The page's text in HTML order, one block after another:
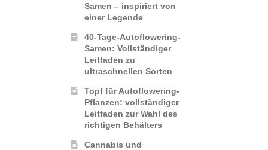
Samen – inspiriert von
einer Legende
40-Tage-Autoflowering-
Samen: Vollständiger
Leitfaden zu
ultraschnellen Sorten
Topf für Autoflowering-
Pflanzen: vollständiger
Leitfaden zur Wahl des
richtigen Behälters
Cannabis und